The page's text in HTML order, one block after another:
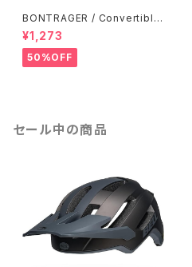
BONTRAGER / Convertible
Neck Gaiter / Black-White
¥1,273
50%OFF
セール中の商品